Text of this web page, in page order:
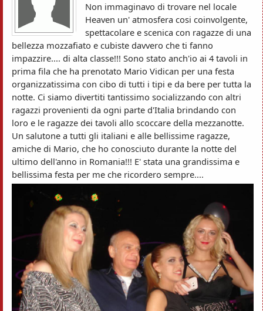
Non immaginavo di trovare nel locale
Heaven un' atmosfera cosi coinvolgente,
spettacolare e scenica con ragazze di una
bellezza mozzafiato e cubiste davvero che ti fanno
impazzire.... di alta classe!!! Sono stato anch'io ai 4 tavoli in
prima fila che ha prenotato Mario Vidican per una festa
organizzatissima con cibo di tutti i tipi e da bere per tutta la
notte. Ci siamo divertiti tantissimo socializzando con altri
ragazzi provenienti da ogni parte d'Italia brindando con
loro e le ragazze dei tavoli allo scoccare della mezzanotte.
Un salutone a tutti gli italiani e alle bellissime ragazze,
amiche di Mario, che ho conosciuto durante la notte del
ultimo dell'anno in Romania!!! E' stata una grandissima e
bellissima festa per me che ricordero sempre....